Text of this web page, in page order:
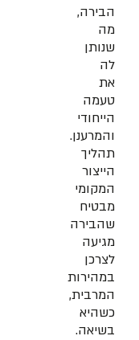
הבירה,
מה
שנותן
לה
את
טעמה
הייחודי
והמרענן.
תהליך
הייצור
המקומי
מבטיח
שהבירה
מגיעה
לצרכן
במהירות
המרבית,
כשהיא
בשיאה.